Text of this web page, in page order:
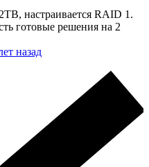
настраивается RAID 1.
готовые решения на 2
назад